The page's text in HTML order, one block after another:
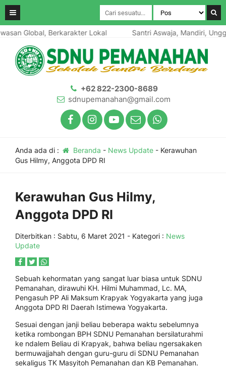
Global, Berkarakter Lokal Santri Aswaja, Mandiri,
+62 822-2300-8689
sdnupemanahan@gmail.com
Anda ada di : Beranda - News Update- Kerawuhan
Gus Hilmy, Anggota DPD RI
Kerawuhan Gus Hilmy,
Anggota DPD RI
Diterbitkan : Sabtu, 6 Maret 2021 - Kategori : News
Update
Sebuah kehormatan yang sangat luar biasa untuk SDNU
Pemanahan, dirawuhi KH. Hilmi Muhammad, Lc. MA,
Pengasuh PP Ali Maksum Krapyak Yogyakarta yang juga
Anggota DPD RI Daerah Istimewa Yogyakarta.
Sesuai dengan janji beliau beberapa waktu sebelumnya
ketika rombongan BPH SDNU Pemanahan bersilaturahmi
ke ndalem Beliau di Krapyak, bahwa beliau ngersakaken
bermuwajjahah dengan guru-guru di SDNU Pemanahan
sekaligus TK Masyitoh Pemanahan dan KB Pemanahan.